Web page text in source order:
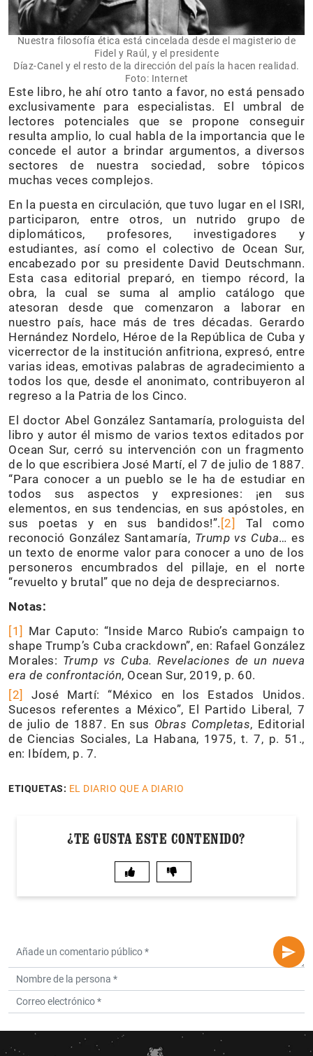
Nuestra filosofía ética está cincelada desde el magisterio de
Fidel y Raúl, y el presidente
Díaz-Canel y el resto de la dirección del país la hacen realidad.
Foto: Internet
Este libro, he ahí otro tanto a favor, no está pensado
exclusivamente para especialistas. El umbral de
lectores potenciales que se propone conseguir
resulta amplio, lo cual habla de la importancia que le
concede el autor a brindar argumentos, a diversos
sectores de nuestra sociedad, sobre tópicos
muchas veces complejos.
En la puesta en circulación, que tuvo lugar en el ISRI,
participaron, entre otros, un nutrido grupo de
diplomáticos, profesores, investigadores y
estudiantes, así como el colectivo de Ocean Sur,
encabezado por su presidente David Deutschmann.
Esta casa editorial preparó, en tiempo récord, la
obra, la cual se suma al amplio catálogo que
atesoran desde que comenzaron a laborar en
nuestro país, hace más de tres décadas. Gerardo
Hernández Nordelo, Héroe de la República de Cuba y
vicerrector de la institución anfitriona, expresó, entre
varias ideas, emotivas palabras de agradecimiento a
todos los que, desde el anonimato, contribuyeron al
regreso a la Patria de los Cinco.
El doctor Abel González Santamaría, prologuista del
libro y autor él mismo de varios textos editados por
Ocean Sur, cerró su intervención con un fragmento
de lo que escribiera José Martí, el 7 de julio de 1887.
“Para conocer a un pueblo se le ha de estudiar en
todos sus aspectos y expresiones: ¡en sus
elementos, en sus tendencias, en sus apóstoles, en
sus poetas y en sus bandidos!”. [2]
Tal como
reconoció González Santamaría, Trump vs Cuba… es
un texto de enorme valor para conocer a uno de los
personeros encumbrados del pillaje, en el norte
“revuelto y brutal” que no deja de despreciarnos.
Notas:
[1] Mar Caputo: “Inside Marco Rubio’s campaign to
shape Trump’s Cuba crackdown”, en: Rafael González
Morales: Trump vs Cuba. Revelaciones de un nueva
era de confrontación, Ocean Sur, 2019, p. 60.
[2]
José Martí: “México en los Estados Unidos.
Sucesos referentes a México”, El Partido Liberal, 7
de julio de 1887. En sus Obras Completas, Editorial
de Ciencias Sociales, La Habana, 1975, t. 7, p. 51.,
en: Ibídem, p. 7.
ETIQUETAS: EL DIARIO QUE A DIARIO
¿TE GUSTA ESTE CONTENIDO?